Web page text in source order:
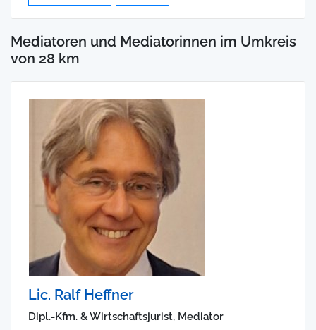
Mediatoren und Mediatorinnen im Umkreis
von 28 km
Lic. Ralf Heffner
Dipl.-Kfm. & Wirtschaftsjurist, Mediator